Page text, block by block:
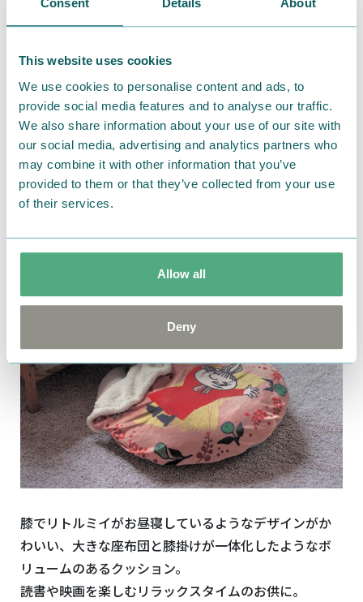
Consent Details About
This website uses cookies
We use cookies to personalise content and ads, to
provide social media features and to analyse our traffic.
We also share information about your use of our site with
our social media, advertising and analytics partners who
may combine it with other information that you’ve
provided to them or that they’ve collected from your use
of their services.
Allow all
Deny
コンパクトに使える省スペースタイプもあります。
膝でリトルミイがお昼寝しているようなデザインがか
わいい、大きな座布団と膝掛けが一体化したようなボ
リュームのあるクッション。
読書や映画を楽しむリラックスタイムのお供に。